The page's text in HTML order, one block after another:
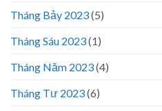
Tháng Bảy 2023(5)
Tháng Sáu 2023(1)
Tháng Năm 2023(4)
Tháng Tư 2023(6)